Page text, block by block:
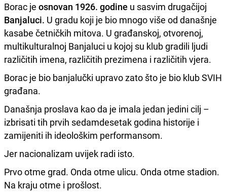
Borac je osnovan 1926. godine u sasvim drugačijoj
Banjaluci. U gradu koji je bio mnogo više od današnje
kasabe četničkih mitova. U građanskoj, otvorenoj,
multikulturalnoj Banjaluci u kojoj su klub gradili ljudi
različitih imena, različitih prezimena i različitih vjera.
Borac je bio banjalučki upravo zato što je bio klub SVIH
građana.
Današnja proslava kao da je imala jedan jedini cilj –
izbrisati tih prvih sedamdesetak godina historije i
zamijeniti ih ideološkim performansom.
Jer nacionalizam uvijek radi isto.
Prvo otme grad. Onda otme ulicu. Onda otme stadion.
Na kraju otme i prošlost.